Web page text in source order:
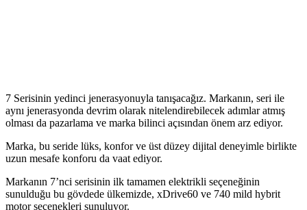
7 Serisinin yedinci jenerasyonuyla tanışacağız. Markanın, seri ile
aynı jenerasyonda devrim olarak nitelendirebilecek adımlar atmış
olması da pazarlama ve marka bilinci açısından önem arz ediyor.
Marka, bu seride lüks, konfor ve üst düzey dijital deneyimle birlikte
uzun mesafe konforu da vaat ediyor.
Markanın 7’nci serisinin ilk tamamen elektrikli seçeneğinin
sunulduğu bu gövdede ülkemizde, xDrive60 ve 740 mild hybrit
motor seçenekleri sunuluyor.